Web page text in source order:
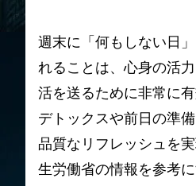
週末に「何もしない日
れることは、心身の活
活を送るために非常に
デトックスや前日の準
品質なリフレッシュを
生労働省の情報を参考